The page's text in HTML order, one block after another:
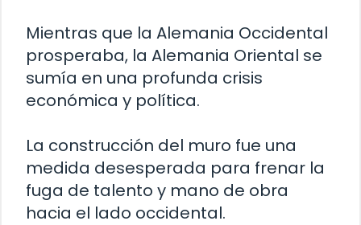
Mientras que la Alemania Occidental
prosperaba, la Alemania Oriental se
sumía en una profunda crisis
económica y política.
La construcción del muro fue una
medida desesperada para frenar la
fuga de talento y mano de obra
hacia el lado occidental.